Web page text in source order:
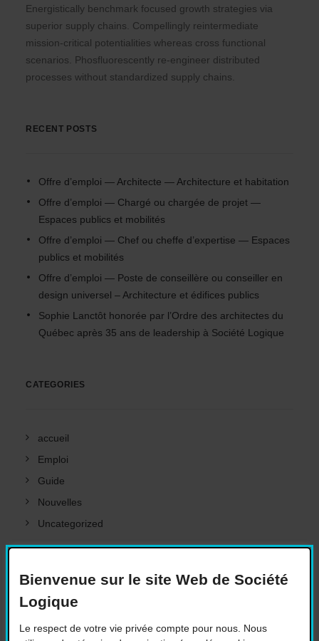
Bienvenue sur le site Web de Société
Logique
Le respect de votre vie privée compte pour nous. Nous
Energistically benchmark focused growth strategies via
superior supply chains. Compellingly reintermediate
mission-critical potentialities whereas cross functional
scenarios. Phosfluorescently re-engineer distributed
processes without standardized supply chains.
RECENT POSTS
Offre d’emploi — Architecte — Architecture et habitation
Offre d’emploi — Chargé ou chargée de projet —
Espaces publics et mobilités
Offre d’emploi — Chef ou cheffe d’expertise — Espaces
publics et mobilités
Offre d’emploi — Poste de conseillère ou conseiller en
design universel – Architecture et édifices publics
Sophie Lanctôt honorée par l’Ordre des architectes du
Québec après 35 ans de leadership à Société Logique
CATEGORIES
accueil
Emploi
Guide
Nouvelles
Uncategorized
META
Connexion